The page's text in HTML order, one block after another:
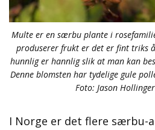
Multe er en særbu plante i
produserer frukt er det er fint triks
hunnlig er hannlig slik at man kan
Denne blomsten har tydelige gule
Foto: Jason Hollinger
I Norge er det flere særbu-